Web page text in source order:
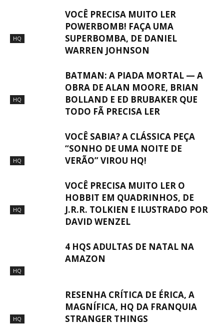
HQ
VOCÊ PRECISA MUITO LER
POWERBOMB! FAÇA UMA
SUPERBOMBA, DE DANIEL
WARREN JOHNSON
HQ
BATMAN: A PIADA MORTAL — A
OBRA DE ALAN MOORE, BRIAN
BOLLAND E ED BRUBAKER QUE
TODO FÃ PRECISA LER
HQ
VOCÊ SABIA? A CLÁSSICA PEÇA
“SONHO DE UMA NOITE DE
VERÃO” VIROU HQ!
HQ
VOCÊ PRECISA MUITO LER O
HOBBIT EM QUADRINHOS, DE
J.R.R. TOLKIEN E ILUSTRADO POR
DAVID WENZEL
HQ
4 HQS ADULTAS DE NATAL NA
AMAZON
HQ
RESENHA CRÍTICA DE ÉRICA, A
MAGNÍFICA, HQ DA FRANQUIA
STRANGER THINGS